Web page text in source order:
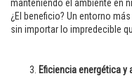
manteniendo el ambiente en
¿El beneficio? Un entorno
sin importar lo impredecible
Eficiencia energética